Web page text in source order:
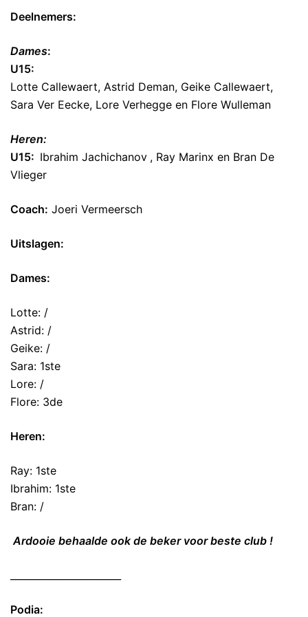
Deelnemers:
Dames:
U15:
Lotte Callewaert, Astrid Deman, Geike Callewaert,
Sara Ver Eecke, Lore Verhegge en Flore Wulleman
Heren:
U15: Ibrahim Jachichanov , Ray Marinx en Bran De
Vlieger
Coach: Joeri Vermeersch
Uitslagen:
Dames:
Lotte: /
Astrid: /
Geike: /
Sara: 1ste
Lore: /
Flore: 3de
Heren:
Ray: 1ste
Ibrahim: 1ste
Bran: /
Ardooie behaalde ook de beker voor beste club !
Podia: